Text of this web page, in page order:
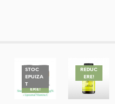
STOC
EPUIZA
TREDUC
ERE!
REDUC
ERE!